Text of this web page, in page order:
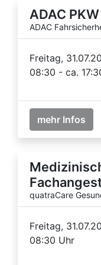
ADAC
ADAC
Freitag,
08:30 - ca.
mehr Infos
quatraCare
Freitag,
08:30 Uhr